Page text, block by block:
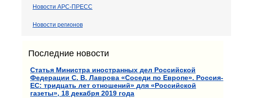
Новости АРС-ПРЕСС
Новости регионов
Последние новости
Статья Министра иностранных дел Российской
Федерации С. В. Лаврова «Соседи по Европе». Россия-
ЕС: тридцать лет отношений» для «Российской
газеты», 18 декабря 2019 года